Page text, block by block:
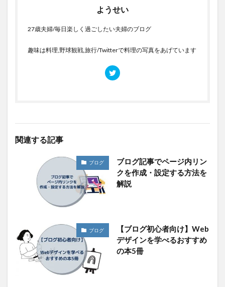
ようせい
27歳夫婦/毎日楽しく過ごしたい夫婦のブログ
趣味は料理,野球観戦,旅行/Twitterで料理の写真をあげています
関連する記事
ブログ
ブログ記事でページ内リン
クを作成・設定する方法を
解説
ブログ
【ブログ初心者向け】Web
デザインを学べるおすすめ
の本5冊